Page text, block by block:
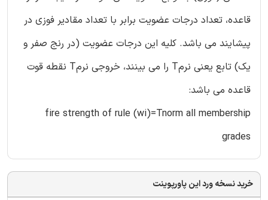
قاعده، تعداد درجات عضویت برابر با تعداد مقادیر فوزی در
پیشایند می باشد. کلیه این درجات عضویت (در رنج صفر و
یک) تابع یعنی نرمT را می بینند، خروجی نرمT نقطه قوت
قاعده می باشد:
fire strength of rule (wi)=Tnorm all membership
grades
خرید نسخه ورد این پاورپوینت